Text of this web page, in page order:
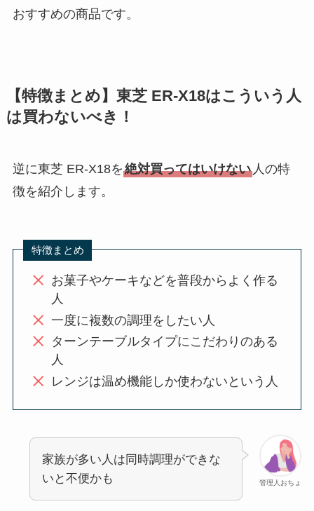
おすすめの商品です。
【特徴まとめ】東芝 ER-X18はこういう人
は買わないべき！
逆に東芝 ER-X18を絶対買ってはいけない人の特
徴を紹介します。
特徴まとめ
お菓子やケーキなどを普段からよく作る
人
一度に複数の調理をしたい人
ターンテーブルタイプにこだわりのある
人
レンジは温め機能しか使わないという人
管理人おちょ
家族が多い人は同時調理ができな
いと不便かも